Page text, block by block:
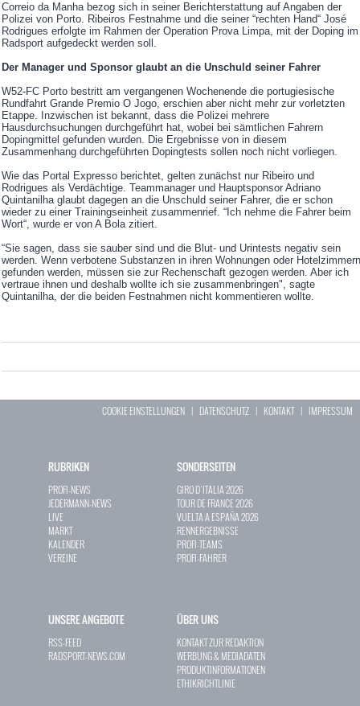
Correio da Manha bezog sich in seiner Berichterstattung auf Angaben der
Polizei von Porto. Ribeiros Festnahme und die seiner “rechten Hand“ José
Rodrigues erfolgte im Rahmen der Operation Prova Limpa, mit der Doping im
Radsport aufgedeckt werden soll.
Der Manager und Sponsor glaubt an die Unschuld seiner Fahrer
W52-FC Porto bestritt am vergangenen Wochenende die portugiesische
Rundfahrt Grande Premio O Jogo, erschien aber nicht mehr zur vorletzten
Etappe. Inzwischen ist bekannt, dass die Polizei mehrere
Hausdurchsuchungen durchgeführt hat, wobei bei sämtlichen Fahrern
Dopingmittel gefunden wurden. Die Ergebnisse von in diesem
Zusammenhang durchgeführten Dopingtests sollen noch nicht vorliegen.
Wie das Portal Expresso berichtet, gelten zunächst nur Ribeiro und
Rodrigues als Verdächtige. Teammanager und Hauptsponsor Adriano
Quintanilha glaubt dagegen an die Unschuld seiner Fahrer, die er schon
wieder zu einer Trainingseinheit zusammenrief. “Ich nehme die Fahrer beim
Wort“, wurde er von A Bola zitiert.
“Sie sagen, dass sie sauber sind und die Blut- und Urintests negativ sein
werden. Wenn verbotene Substanzen in ihren Wohnungen oder Hotelzimmern
gefunden werden, müssen sie zur Rechenschaft gezogen werden. Aber ich
vertraue ihnen und deshalb wollte ich sie zusammenbringen", sagte
Quintanilha, der die beiden Festnahmen nicht kommentieren wollte.
COOKIE EINSTELLUNGEN | DATENSCHUTZ | KONTAKT| IMPRESSUM
RUBRIKEN
PROFI-NEWS
JEDERMANN-NEWS
LIVE
MARKT
KALENDER
VEREINE
SONDERSEITEN
GIRO D`ITALIA 2026
TOUR DE FRANCE 2026
VUELTA A ESPAÑA 2026
RENNERGEBNISSE
PROFI-TEAMS
PROFI-FAHRER
UNSERE ANGEBOTE
RSS-FEED
RADSPORT-NEWS.COM
ÜBER UNS
KONTAKT ZUR REDAKTION
WERBUNG & MEDIADATEN
PRODUKTINFORMATIONEN
ETHIKRICHTLINIE